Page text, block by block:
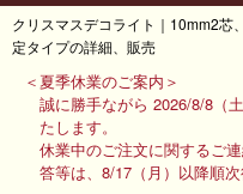
クリスマスデコライト｜10mm2芯
定タイプの詳細、販売
＜夏季休業のご案内＞
誠に勝手ながら 2026/8/8（
たします。
休業中のご注文に関するご
答等は、8/17（月）以降順次